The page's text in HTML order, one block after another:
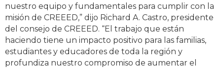
nuestro equipo y fundamentales para cumplir con la
misión de CREEED,” dijo Richard A. Castro, presidente
del consejo de CREEED. “El trabajo que están
haciendo tiene un impacto positivo para las familias,
estudiantes y educadores de toda la región y
profundiza nuestro compromiso de aumentar el